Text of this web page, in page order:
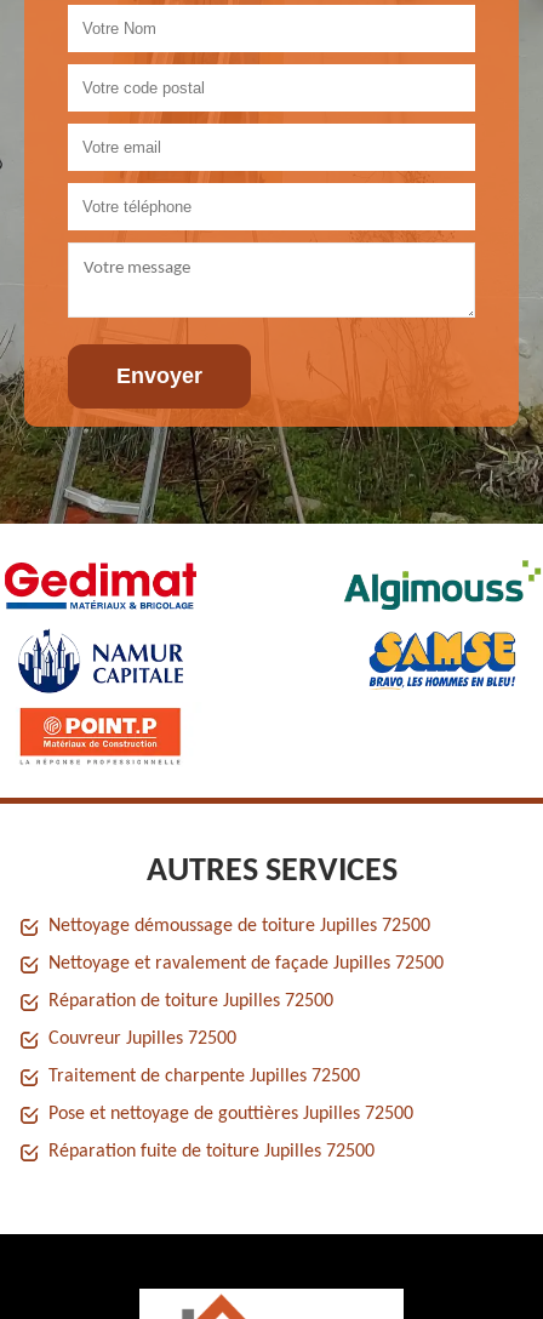
AUTRES SERVICES
Nettoyage démoussage de toiture Jupilles 72500
Nettoyage et ravalement de façade Jupilles 72500
Réparation de toiture Jupilles 72500
Couvreur Jupilles 72500
Traitement de charpente Jupilles 72500
Pose et nettoyage de gouttières Jupilles 72500
Réparation fuite de toiture Jupilles 72500